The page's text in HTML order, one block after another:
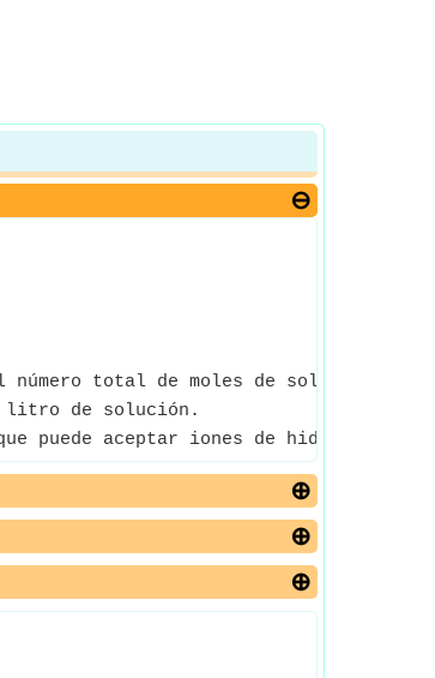
número total de moles de soluto por
litro de solución.
puede aceptar iones de hidrógeno en